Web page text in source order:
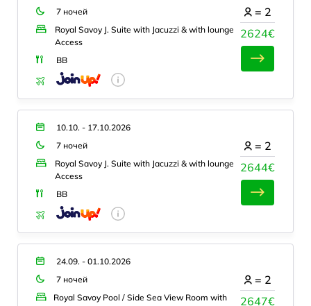
7 ночей
Royal Savoy J. Suite with Jacuzzi & with lounge
Access
BB
2624€
= 2
10.10. - 17.10.2026
7 ночей
Royal Savoy J. Suite with Jacuzzi & with lounge
Access
BB
2644€
= 2
24.09. - 01.10.2026
7 ночей
Royal Savoy Pool / Side Sea View Room with
2647€
= 2